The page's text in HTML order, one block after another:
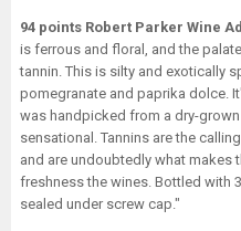
94 points Robert Parker Wine
is ferrous and floral, and the
tannin. This is silty and exotically
pomegranate and paprika dolce.
was handpicked from a dry-
sensational. Tannins are the
and are undoubtedly what makes
freshness the wines. Bottled with
sealed under screw cap."